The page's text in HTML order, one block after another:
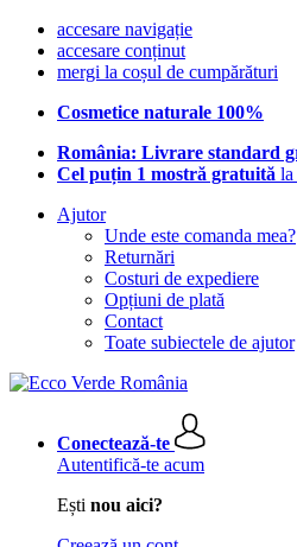
accesare navigație
accesare conținut
mergi la coșul de cumpărături
Cosmetice naturale 100%
România: Livrare standard
Cel puțin 1 mostră gratuită la
Ajutor
Unde este comanda mea?
Returnări
Costuri de expediere
Opțiuni de plată
Contact
Toate subiectele de ajutor
Conectează-te
Autentifică-te acum
Ești nou aici?